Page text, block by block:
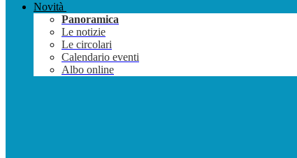
Novità
Panoramica
Le notizie
Le circolari
Calendario eventi
Albo online